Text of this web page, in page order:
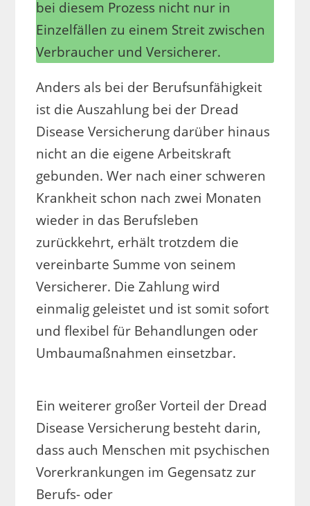
bei diesem Prozess nicht nur in
Einzelfällen zu einem Streit zwischen
Verbraucher und Versicherer.
Anders als bei der Berufsunfähigkeit
ist die Auszahlung bei der Dread
Disease Versicherung darüber hinaus
nicht an die eigene Arbeitskraft
gebunden. Wer nach einer schweren
Krankheit schon nach zwei Monaten
wieder in das Berufsleben
zurückkehrt, erhält trotzdem die
vereinbarte Summe von seinem
Versicherer. Die Zahlung wird
einmalig geleistet und ist somit sofort
und flexibel für Behandlungen oder
Umbaumaßnahmen einsetzbar.
Ein weiterer großer Vorteil der Dread
Disease Versicherung besteht darin,
dass auch Menschen mit psychischen
Vorerkrankungen im Gegensatz zur
Berufs- oder